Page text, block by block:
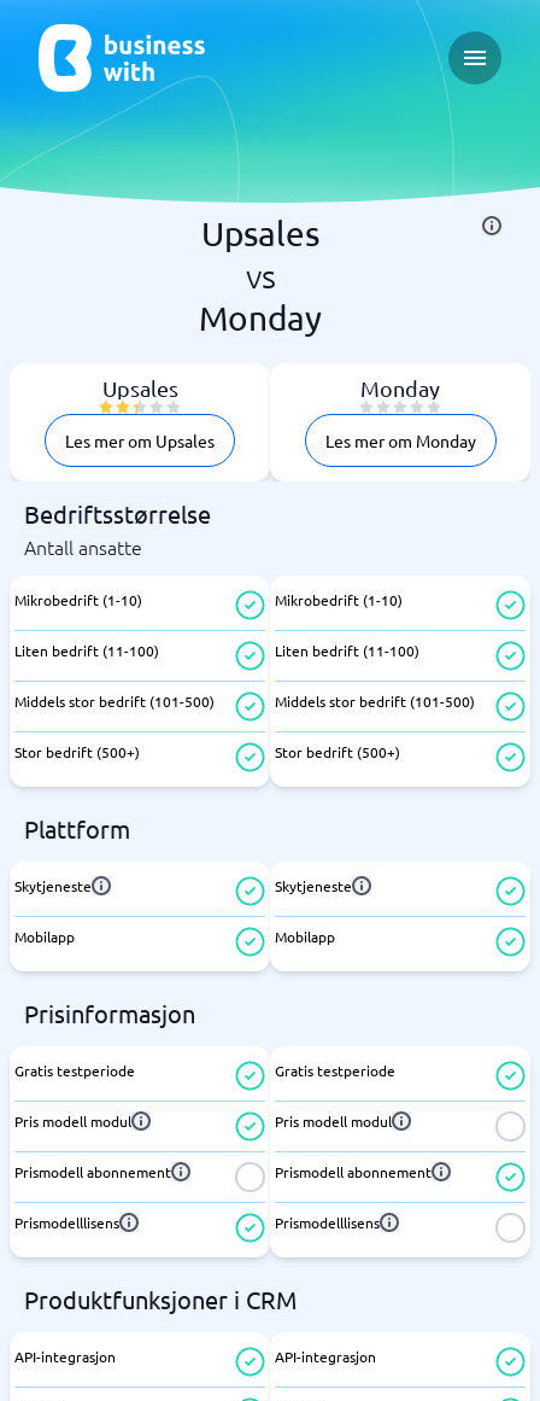
Open
Upsales
vs
Monday
Upsales
Les mer om Upsales
Monday
Les mer om Monday
Bedriftsstørrelse
Antall ansatte
Mikrobedrift (1-10)
Liten bedrift (11-100)
Middels stor bedrift (101-500)
Stor bedrift (500+)
Mikrobedrift (1-10)
Liten bedrift (11-100)
Middels stor bedrift (101-500)
Stor bedrift (500+)
Plattform
Skytjeneste
Mobilapp
Skytjeneste
Mobilapp
Prisinformasjon
Gratis testperiode
Pris modell modul
Prismodell abonnement
Prismodelllisens
Gratis testperiode
Pris modell modul
Prismodell abonnement
Prismodelllisens
Produktfunksjoner i CRM
API-integrasjon API-integrasjon